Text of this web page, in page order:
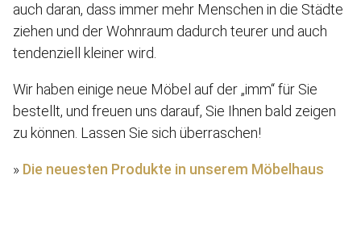
auch daran, dass immer mehr Menschen in die Städte
ziehen und der Wohnraum dadurch teurer und auch
tendenziell kleiner wird.
Wir haben einige neue Möbel auf der „imm“ für Sie
bestellt, und freuen uns darauf, Sie Ihnen bald zeigen
zu können. Lassen Sie sich überraschen!
» Die neuesten Produkte in unserem Möbelhaus